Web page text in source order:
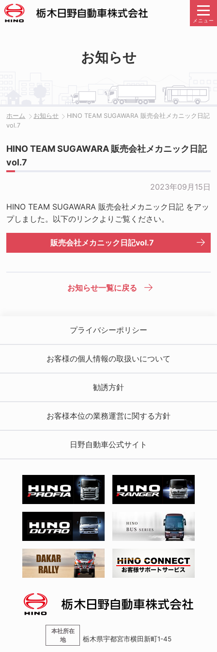
メニュー
お知らせ
ホーム お知らせ
HINO TEAM SUGAWARA 販売会社メカニック日記
vol.7
HINO TEAM SUGAWARA 販売会社メカニック日記
vol.7
2023年09月15日
HINO TEAM SUGAWARA 販売会社メカニック日記 をアッ
プしました。以下のリンクよりご覧ください。
販売会社メカニック日記vol.7
お知らせ一覧に戻る
プライバシーポリシー
お客様の個人情報の取扱いについて
勧誘方針
お客様本位の業務運営に関する方針
日野自動車公式サイト
本社所在
地
栃木県宇都宮市横田新町1-45